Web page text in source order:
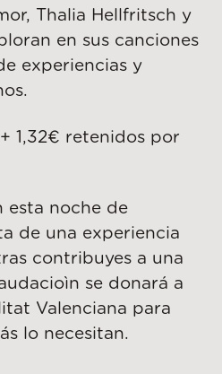
Thalia Hellfritsch y
en sus canciones
experiencias y
1,32€ retenidos por
esta noche de
de una experiencia
contribuyes a una
se donará a
Valenciana para
lo necesitan.